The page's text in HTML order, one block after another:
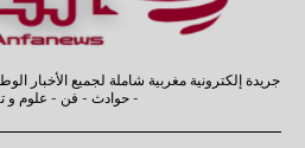
جريدة إلكترونية مغربية شاملة لجميع الأخبار
- حوادث - فن - علوم و